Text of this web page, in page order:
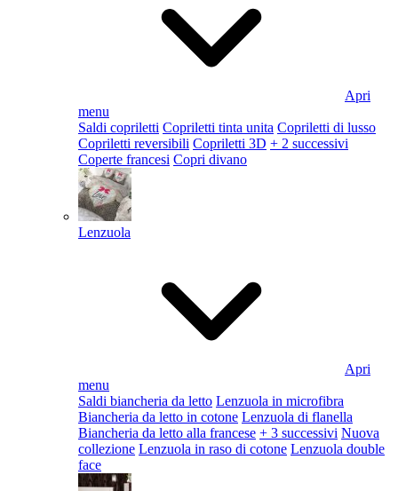
Apri
menu
Saldi copriletti Copriletti tinta unita Copriletti di lusso
Copriletti reversibili Copriletti 3D + 2 successivi
Coperte francesi Copri divano
Lenzuola
Apri
menu
Saldi biancheria da letto Lenzuola in microfibra
Biancheria da letto in cotone Lenzuola di flanella
Biancheria da letto alla francese + 3 successivi Nuova
collezione Lenzuola in raso di cotone Lenzuola double
face